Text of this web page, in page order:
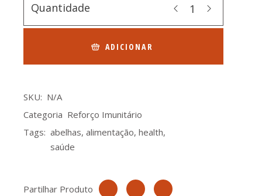
Quantidade
ADICIONAR
SKU: N/A
Categoria Reforço Imunitário
Tags: abelhas,alimentação,health,
saúde
Partilhar Produto